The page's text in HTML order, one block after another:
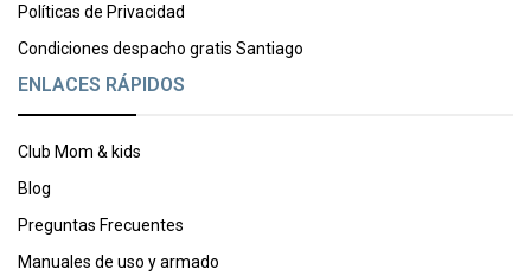
Políticas de Privacidad
Condiciones despacho gratis Santiago
ENLACES RÁPIDOS
Club Mom & kids
Blog
Preguntas Frecuentes
Manuales de uso y armado